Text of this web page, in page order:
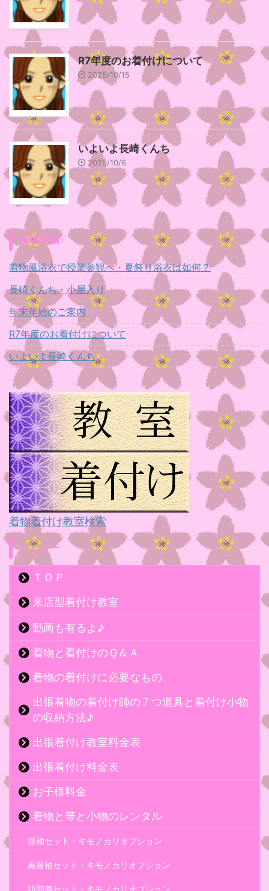
R7年度のお着付けについて
2025/10/15
いよいよ長崎くんち
2025/10/6
新着投稿♪
着物風浴衣で授業参観へ・夏祭り浴衣は如何？
長崎くんち・小屋入り
年末年始のご案内
R7年度のお着付けについて
いよいよ長崎くんち
着物着付け教室検索
メニュー
ＴＯＰ
来店型着付け教室
動画も有るよ♪
着物と着付けのＱ＆Ａ
着物の着付けに必要なもの
出張着物の着付け師の７つ道具と着付け小物
の収納方法♪
出張着付け教室料金表
出張着付け料金表
お子様料金
着物と帯と小物のレンタル
振袖セット・キモノカリオプション
黒留袖セット・キモノカリオプション